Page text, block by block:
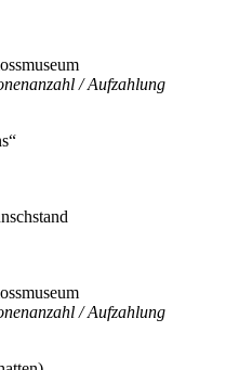
/ Aufzahlung
/ Aufzahlung